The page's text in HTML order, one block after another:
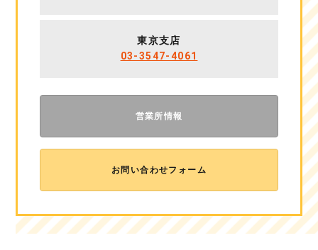
東京支店
03-3547-4061
営業所情報
お問い合わせフォーム